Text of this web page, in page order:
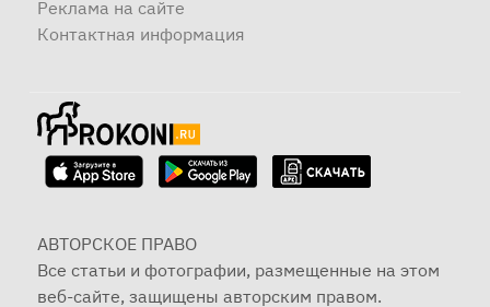
Реклама на сайте
Контактная информация
АВТОРСКОЕ ПРАВО
Все статьи и фотографии, размещенные на этом
веб-сайте, защищены авторским правом.